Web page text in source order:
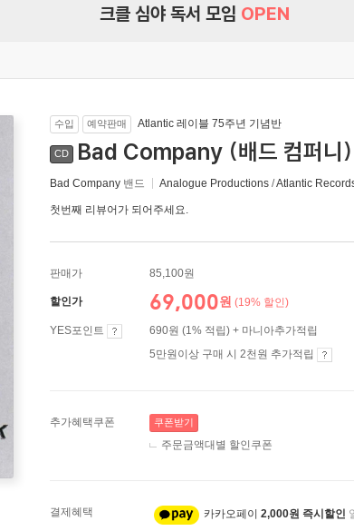
크클 심야 독서 모임 OPEN
수입 예약판매 Atlantic 레이블 75주년 기념반
CD Bad Company (배드 컴퍼
Bad Company 밴드 Analogue Productions /Atlantic
첫번째 리뷰어가 되어주세요.
판매가 85,100원
할인가 69,000원 (19% 할인)
YES포인트
690원 (1% 적립) + 마니아추가적립
5만원이상 구매 시 2천원 추가적립
추가혜택쿠폰 쿠폰받기
주문금액대별 할인쿠폰
결제혜택 카카오페이 2,000원 즉시할인